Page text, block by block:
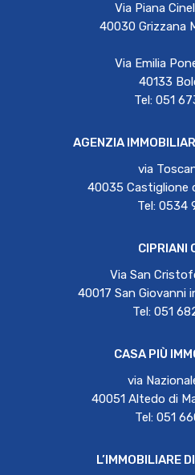
Via Piana
40030 Grizzana
Via Emilia
40133
Tel: 051
AGENZIA
via
40035 Castiglione
Tel: 0534
CIPRIANI
Via San
40017 San Giovanni
Tel: 051
CASA PIÙ
via
40051 Altedo di
Tel: 051
L’IMMOBILIARE